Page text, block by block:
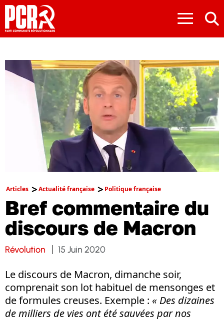
≡
Articles Actualité française Politique française
Bref commentaire du
discours de Macron
Révolution 15 Juin 2020
Le discours de Macron, dimanche soir,
comprenait son lot habituel de mensonges et
de formules creuses. Exemple : « Des dizaines
de milliers de vies ont été sauvées par nos